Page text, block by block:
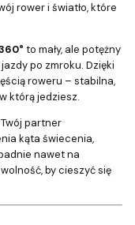
rower i światło, które
to mały, ale potężny
po zmroku. Dzięki
roweru – stabilna,
którą jedziesz.
partner
kąta świecenia,
nawet na
by cieszyć się